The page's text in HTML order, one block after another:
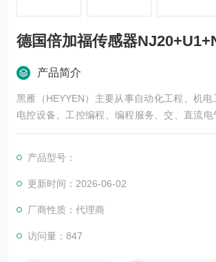
德国倍加福传感器
产品简介
黑雁（HEYYEN）主要从事自动化工程、机电
电控设备、工控编程、编程服务、交、直流电
化控制系统及其装置的研究与服务，不但可
的现代化电控设备。
服务行业涉及冶金、石油、化工、纺织、食品
+U1+N
产品型号：
更新时间：2026-06-02
厂商性质：代理商
访问量：847